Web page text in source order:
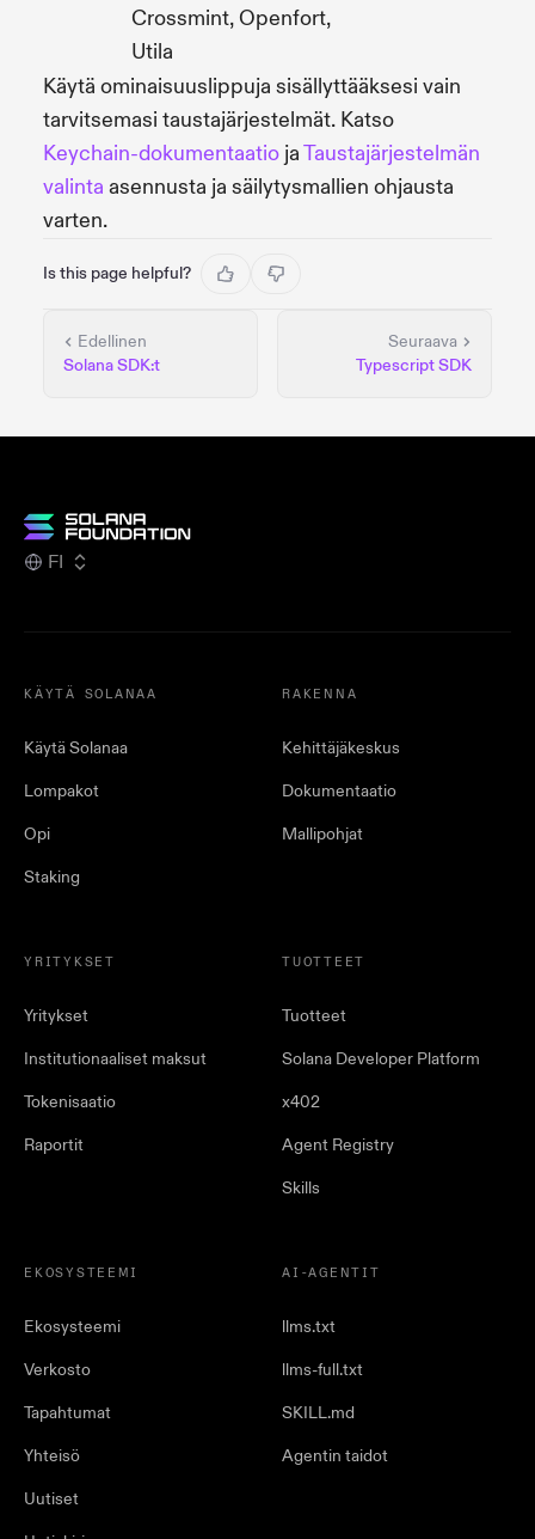
Crossmint, Openfort,
Utila
Käytä ominaisuuslippuja sisällyttääksesi vain
tarvitsemasi taustajärjestelmät. Katso
Keychain-dokumentaatio jaTaustajärjestelmän
valinta asennusta ja säilytysmallien ohjausta
varten.
Is this page helpful?
Edellinen
Solana SDK:t
Seuraava
Typescript SDK
FI
KÄYTÄ SOLANAA
Käytä Solanaa
Lompakot
Opi
Staking
RAKENNA
Kehittäjäkeskus
Dokumentaatio
Mallipohjat
YRITYKSET
Yritykset
Institutionaaliset maksut
Tokenisaatio
Raportit
TUOTTEET
Tuotteet
Solana Developer Platform
x402
Agent Registry
Skills
EKOSYSTEEMI
Ekosysteemi
Verkosto
Tapahtumat
Yhteisö
Uutiset
AI-AGENTIT
llms.txt
llms-full.txt
SKILL.md
Agentin taidot